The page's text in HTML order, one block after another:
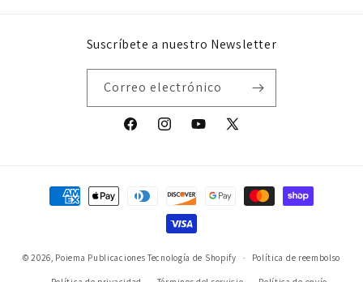
Suscríbete a nuestro Newsletter
Correo electrónico
FacebookInstagramYouTube
X
Formas
© 2026, Poiema Publicaciones Tecnología de Shopify Política de reembolso